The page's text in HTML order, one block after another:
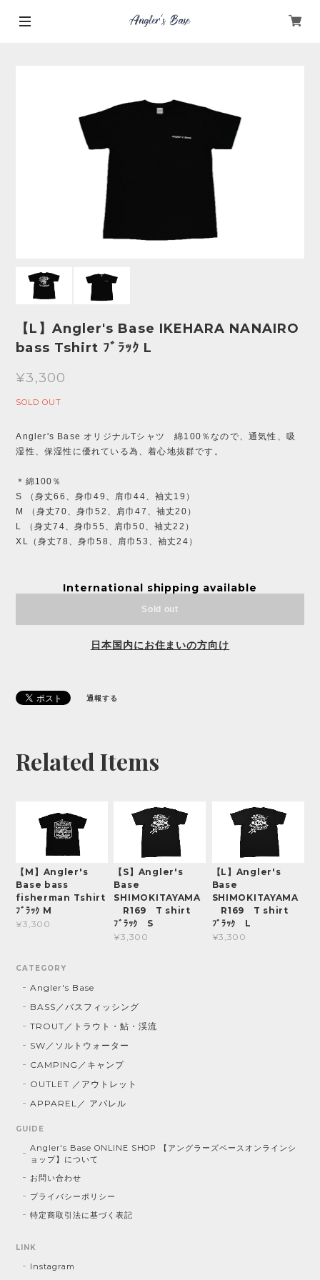
【L】Angler's Base IKEHARA NANAIRO
bass Tshirt ﾌﾞﾗｯｸ L
¥3,300
SOLD OUT
Angler's Base オリジナルTシャツ 綿100％なので、通気性、吸
湿性、保湿性に優れている為、着心地抜群です。
＊綿100％
S （身丈66、身巾49、肩巾44、袖丈19）
M （身丈70、身巾52、肩巾47、袖丈20）
L （身丈74、身巾55、肩巾50、袖丈22）
XL（身丈78、身巾58、肩巾53、袖丈24）
International shipping available
Sold out
日本国内にお住まいの方向け
通報する
Related Items
【M】Angler's
Base bass
fisherman Tshirt
ﾌﾞﾗｯｸ M
¥3,300
【S】Angler's
Base
SHIMOKITAYAMA
R169 T shirt
ﾌﾞﾗｯｸ S
¥3,300
【L】Angler's
Base
SHIMOKITAYAMA
R169 T shirt
ﾌﾞﾗｯｸ L
¥3,300
CATEGORY
Angler's Base
BASS／バスフィッシング
TROUT／トラウト・鮎・渓流
SW／ソルトウォーター
CAMPING／キャンプ
OUTLET ／アウトレット
APPAREL／ アパレル
GUIDE
Angler's Base ONLINE SHOP 【アングラーズベースオンラインシ
ョップ】について
お問い合わせ
プライバシーポリシー
特定商取引法に基づく表記
LINK
Instagram